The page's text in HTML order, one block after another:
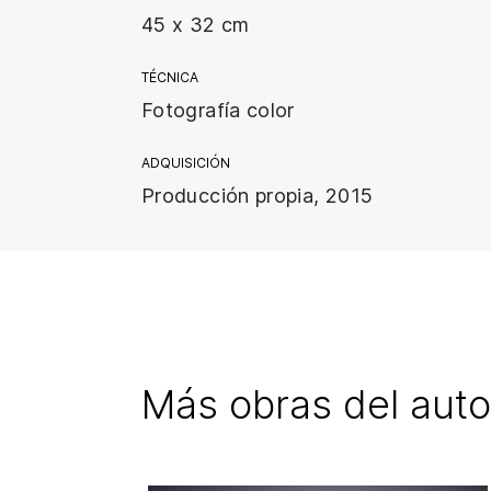
45 x 32 cm
TÉCNICA
Fotografía color
ADQUISICIÓN
Producción propia, 2015
Más obras del